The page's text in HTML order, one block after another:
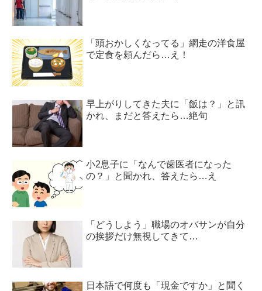
「頭おかしくなってる」網走の洋食屋
で定食を頼んだら…え！
早上がりしてきた夫に「飯は？」と訊
かれ、まだと答えたら…絶句
小2息子に「なんで歯医者になった
の？」と聞かれ、答えたら…え
「どうしよう」職場のオバサンが自分
の挨拶だけ無視してきて…
日本語で何度も「現金ですか」と聞く